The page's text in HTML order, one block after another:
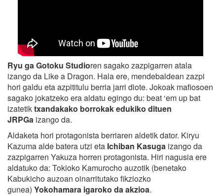
Ryu ga Gotoku Studioren sagako zazpigarren atala
izango da Like a Dragon. Hala ere, mendebaldean zazpi
hori galdu eta azpititulu berria jarri diote. Jokoak mafiosoen
sagako jokatzeko era aldatu egingo du: beat ‘em up bat
izatetiktxandakako borrokak edukiko dituen
JRPGa izango da.
Aldaketa hori protagonista berriaren aldetik dator. Kiryu
Kazuma alde batera utzi eta Ichiban Kasuga izango da
zazpigarren Yakuza horren protagonista. Hiri nagusia ere
aldatuko da: Tokioko Kamurocho auzotik (benetako
Kabukicho auzoan oinarritutako fikziozko
gunea) Yokohamara igaroko da akzioa.